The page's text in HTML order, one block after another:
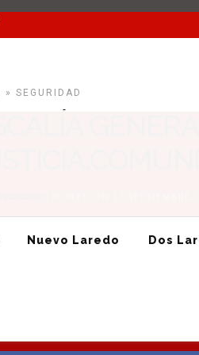
Nuevo Laredo Dos
» SEGURIDAD